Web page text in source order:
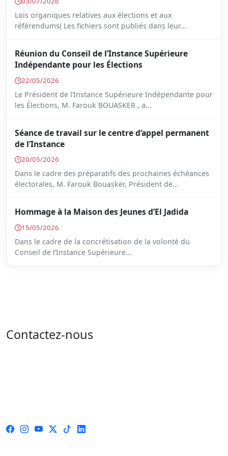
Lois organiques relatives aux élections et aux
référendums( Les fichiers sont publiés dans leur...
Réunion du Conseil de l’Instance Supérieure
Indépendante pour les Élections
22/05/2026
Le Président de l’Instance Supérieure Indépendante pour
les Élections, M. Farouk BOUASKER , a...
Séance de travail sur le centre d’appel permanent
de l’Instance
20/05/2026
Dans le cadre des préparatifs des prochaines échéances
électorales, M. Farouk Bouasker, Président de...
Hommage à la Maison des Jeunes d’El Jadida
15/05/2026
Dans le cadre de la concrétisation de la volonté du
Conseil de l’Instance Supérieure...
Contactez-nous